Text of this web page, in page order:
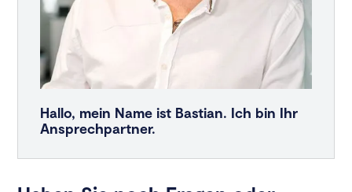
Hallo, mein Name ist Bastian. Ich bin Ihr
Ansprechpartner.